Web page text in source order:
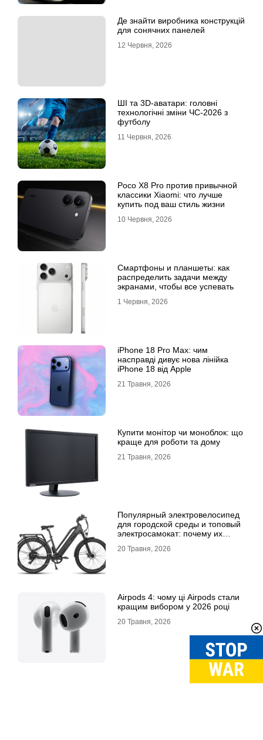
Де знайти виробника конструкцій
для сонячних панелей
12 Червня, 2026
ШІ та 3D-аватари: головні
технологічні зміни ЧС-2026 з
футболу
11 Червня, 2026
Poco X8 Pro против привычной
классики Xiaomi: что лучше
купить под ваш стиль жизни
10 Червня, 2026
Смартфоны и планшеты: как
распределить задачи между
экранами, чтобы все успевать
1 Червня, 2026
iPhone 18 Pro Max: чим
насправді дивує нова лінійка
iPhone 18 від Apple
21 Травня, 2026
Купити монітор чи моноблок: що
краще для роботи та дому
21 Травня, 2026
Популярный электровелосипед
для городской среды и топовый
электросамокат: почему их
20 Травня, 2026
Airpods 4: чому ці Airpods стали
кращим вибором у 2026 році
20 Травня, 2026